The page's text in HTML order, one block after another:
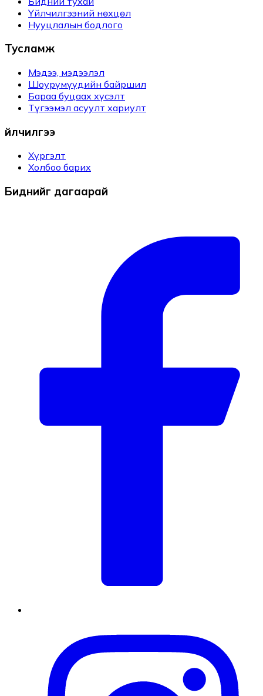
Үйлчилгээний нөхцөл
Нууцлалын бодлого
Тусламж
Мэдээ, мэдээлэл
Шоурүмүүдийн байршил
Бараа буцаах хүсэлт
Түгээмэл асуулт хариулт
Үйлчилгээ
Хүргэлт
Холбоо барих
Биднийг дагаарай